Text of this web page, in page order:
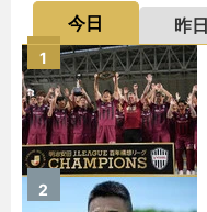
今日 昨日
1
2